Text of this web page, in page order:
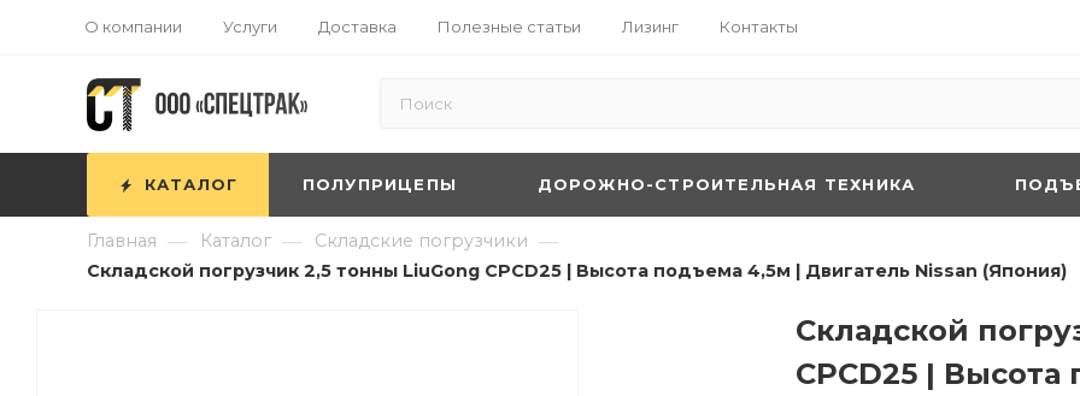
О компании Услуги Доставка Полезные статьи Лизинг Контакты
КАТАЛОГ ПОЛУПРИЦЕПЫ ДОРОЖНО-СТРОИТЕЛЬНАЯ ТЕХНИКА
Главная — Каталог — Складские погрузчики —
Складской погрузчик 2,5 тонны LiuGong CPCD25 | Высота подъема 4,5м | Двигатель Nissan (Япония)
Складской
CPCD25 |